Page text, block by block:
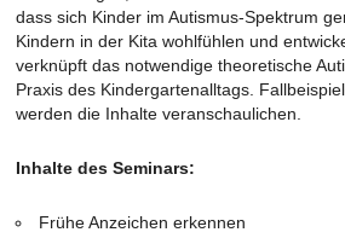
dass sich Kinder im Autismus-Spektrum
Kindern in der Kita wohlfühlen und
verknüpft das notwendige theoretische
Praxis des Kindergartenalltags.
werden die Inhalte veranschaulichen.
Inhalte des Seminars:
Frühe Anzeichen erkennen